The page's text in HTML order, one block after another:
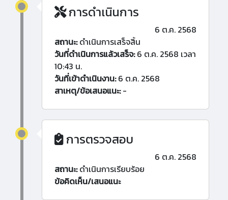
การดำเนินการ
6 ต.ค. 2568
สถานะ:ดำเนินการเสร็จสิ้น
วันที่ดำเนินการแล้วเสร็จ:6 ต.ค. 2568 เวลา
10:43 น.
วันที่เข้าดำเนินงาน:6 ต.ค. 2568
สาเหตุ/ข้อเสนอแนะ:-
การตรวจสอบ
6 ต.ค. 2568
สถานะ:ดำเนินการเรียบร้อย
ข้อคิดเห็น/เสนอแนะ